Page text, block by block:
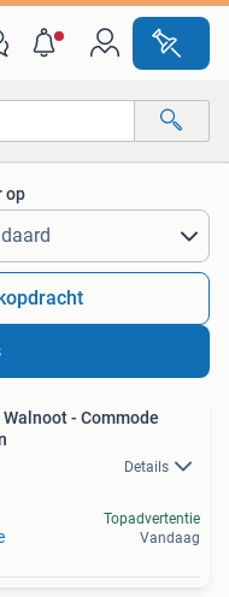
op
- Commode
Details
Topadvertentie
Vandaag